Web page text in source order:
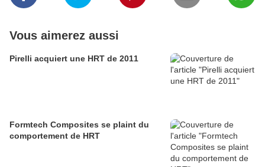
Vous aimerez aussi
Pirelli acquiert une HRT de 2011
Formtech Composites se plaint du
comportement de HRT